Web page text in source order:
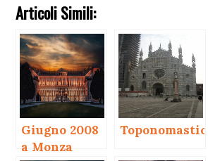
Articoli Simili:
Giugno 2008
a Monza
Toponomastica